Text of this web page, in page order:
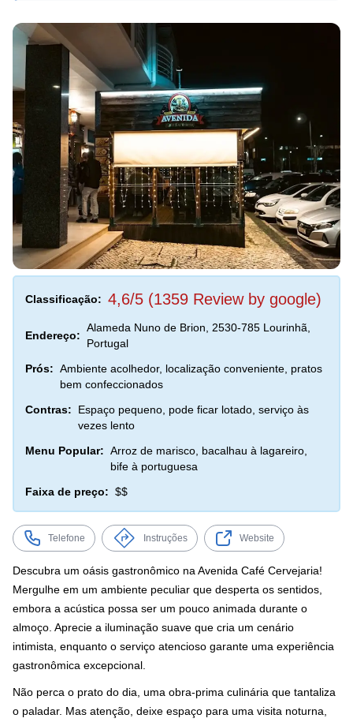
Classificação: 4,6/5 (1359 Review by google)
Endereço:
Alameda Nuno de Brion, 2530-785 Lourinhã,
Portugal
Prós: Ambiente acolhedor, localização conveniente, pratos
bem confeccionados
Contras:
Espaço pequeno, pode ficar lotado, serviço às
vezes lento
Menu Popular: Arroz de marisco, bacalhau à lagareiro,
bife à portuguesa
Faixa de preço: $$
Telefone Instruções Website
Descubra um oásis gastronômico na Avenida Café Cervejaria!
Mergulhe em um ambiente peculiar que desperta os sentidos,
embora a acústica possa ser um pouco animada durante o
almoço. Aprecie a iluminação suave que cria um cenário
intimista, enquanto o serviço atencioso garante uma experiência
gastronômica excepcional.
Não perca o prato do dia, uma obra-prima culinária que tantaliza
o paladar. Mas atenção, deixe espaço para uma visita noturna,